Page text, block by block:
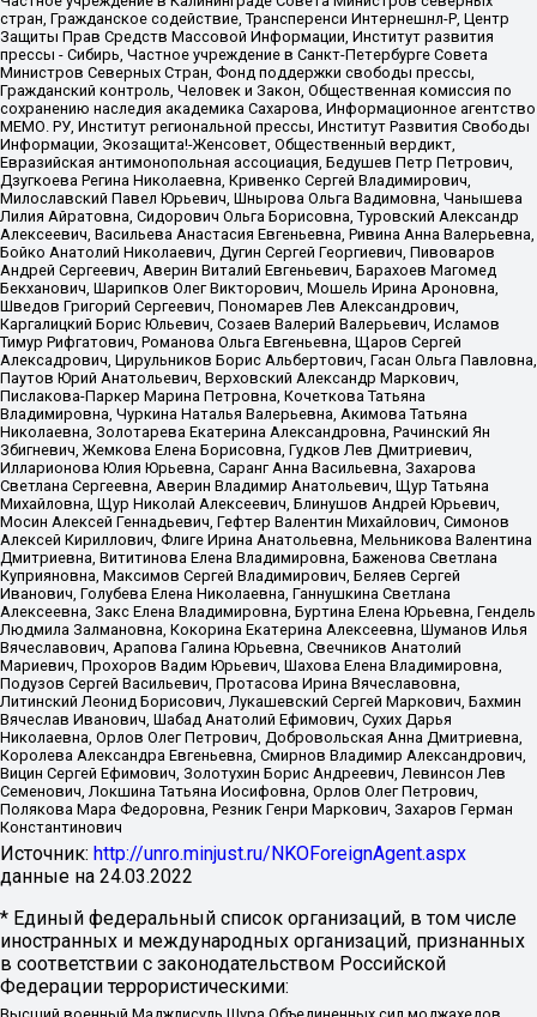
стран, Гражданское содействие, Трансперенси Интернешнл-Р, Центр
Защиты Прав Средств Массовой Информации, Институт развития
прессы - Сибирь, Частное учреждение в Санкт-Петербурге Совета
Министров Северных Стран, Фонд поддержки свободы прессы,
Гражданский контроль, Человек и Закон, Общественная комиссия по
сохранению наследия академика Сахарова, Информационное агентство
МЕМО. РУ, Институт региональной прессы, Институт Развития Свободы
Информации, Экозащита!-Женсовет, Общественный вердикт,
Евразийская антимонопольная ассоциация, Бедушев Петр Петрович,
Дзугкоева Регина Николаевна, Кривенко Сергей Владимирович,
Милославский Павел Юрьевич, Шнырова Ольга Вадимовна, Чанышева
Лилия Айратовна, Сидорович Ольга Борисовна, Туровский Александр
Алексеевич, Васильева Анастасия Евгеньевна, Ривина Анна Валерьевна,
Бойко Анатолий Николаевич, Дугин Сергей Георгиевич, Пивоваров
Андрей Сергеевич, Аверин Виталий Евгеньевич, Барахоев Магомед
Бекханович, Шарипков Олег Викторович, Мошель Ирина Ароновна,
Шведов Григорий Сергеевич, Пономарев Лев Александрович,
Каргалицкий Борис Юльевич, Созаев Валерий Валерьевич, Исламов
Тимур Рифгатович, Романова Ольга Евгеньевна, Щаров Сергей
Алексадрович, Цирульников Борис Альбертович, Гасан Ольга Павловна,
Паутов Юрий Анатольевич, Верховский Александр Маркович,
Пислакова-Паркер Марина Петровна, Кочеткова Татьяна
Владимировна, Чуркина Наталья Валерьевна, Акимова Татьяна
Николаевна, Золотарева Екатерина Александровна, Рачинский Ян
Збигневич, Жемкова Елена Борисовна, Гудков Лев Дмитриевич,
Илларионова Юлия Юрьевна, Саранг Анна Васильевна, Захарова
Светлана Сергеевна, Аверин Владимир Анатольевич, Щур Татьяна
Михайловна, Щур Николай Алексеевич, Блинушов Андрей Юрьевич,
Мосин Алексей Геннадьевич, Гефтер Валентин Михайлович, Симонов
Алексей Кириллович, Флиге Ирина Анатольевна, Мельникова Валентина
Дмитриевна, Вититинова Елена Владимировна, Баженова Светлана
Куприяновна, Максимов Сергей Владимирович, Беляев Сергей
Иванович, Голубева Елена Николаевна, Ганнушкина Светлана
Алексеевна, Закс Елена Владимировна, Буртина Елена Юрьевна, Гендель
Людмила Залмановна, Кокорина Екатерина Алексеевна, Шуманов Илья
Вячеславович, Арапова Галина Юрьевна, Свечников Анатолий
Мариевич, Прохоров Вадим Юрьевич, Шахова Елена Владимировна,
Подузов Сергей Васильевич, Протасова Ирина Вячеславовна,
Литинский Леонид Борисович, Лукашевский Сергей Маркович, Бахмин
Вячеслав Иванович, Шабад Анатолий Ефимович, Сухих Дарья
Николаевна, Орлов Олег Петрович, Добровольская Анна Дмитриевна,
Королева Александра Евгеньевна, Смирнов Владимир Александрович,
Вицин Сергей Ефимович, Золотухин Борис Андреевич, Левинсон Лев
Семенович, Локшина Татьяна Иосифовна, Орлов Олег Петрович,
Полякова Мара Федоровна, Резник Генри Маркович, Захаров Герман
Константинович
Источник: http://unro.minjust.ru/NKOForeignAgent.aspx
данные на 24.03.2022
* Единый федеральный список организаций, в том числе
иностранных и международных организаций, признанных
в соответствии с законодательством Российской
Федерации террористическими: